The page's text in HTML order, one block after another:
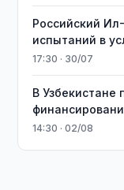
Российский
испытаний в
17:30 · 30/07
В
14:30 · 02/08